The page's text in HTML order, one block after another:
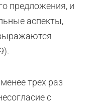
предложения, и
аспекты,
трех раз
с